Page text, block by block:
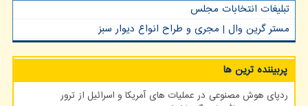
تبلیغات انتخابات مجلس
مستر گرین وال | مجری و طراح انواع دیوار سبز
پربیننده ترین ها
ردپای هوش مصنوعی در عملیات های آمریکا و اسرائیل از ترور